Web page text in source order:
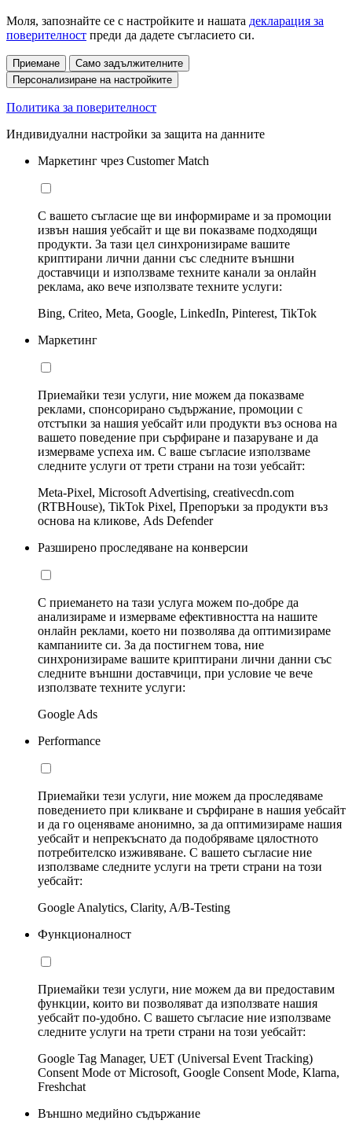
Моля, запознайте се с настройките и нашата декларация за
поверителност преди да дадете съгласието си.
Приемане
Само задължителните
Персонализиране на настройките
Политика за поверителност
Индивидуални настройки за защита на данните
Маркетинг чрез Customer Match
С вашето съгласие ще ви информираме и за промоции
извън нашия уебсайт и ще ви показваме подходящи
продукти. За тази цел синхронизираме вашите
криптирани лични данни със следните външни
доставчици и използваме техните канали за онлайн
реклама, ако вече използвате техните услуги:
Bing, Criteo, Meta, Google, LinkedIn, Pinterest, TikTok
Маркетинг
Приемайки тези услуги, ние можем да показваме
реклами, спонсорирано съдържание, промоции с
отстъпки за нашия уебсайт или продукти въз основа на
вашето поведение при сърфиране и пазаруване и да
измерваме успеха им. С ваше съгласие използваме
следните услуги от трети страни на този уебсайт:
Meta-Pixel, Microsoft Advertising, creativecdn.com
(RTBHouse), TikTok Pixel, Препоръки за продукти въз
основа на кликове, Ads Defender
Разширено проследяване на конверсии
С приемането на тази услуга можем по-добре да
анализираме и измерваме ефективността на нашите
онлайн реклами, което ни позволява да оптимизираме
кампаниите си. За да постигнем това, ние
синхронизираме вашите криптирани лични данни със
следните външни доставчици, при условие че вече
използвате техните услуги:
Google Ads
Performance
Приемайки тези услуги, ние можем да проследяваме
поведението при кликване и сърфиране в нашия уебсайт
и да го оценяваме анонимно, за да оптимизираме нашия
уебсайт и непрекъснато да подобряваме цялостното
потребителско изживяване. С вашето съгласие ние
използваме следните услуги на трети страни на този
уебсайт:
Google Analytics, Clarity, A/B-Testing
Функционалност
Приемайки тези услуги, ние можем да ви предоставим
функции, които ви позволяват да използвате нашия
уебсайт по-удобно. С вашето съгласие ние използваме
следните услуги на трети страни на този уебсайт:
Google Tag Manager, UET (Universal Event Tracking)
Consent Mode от Microsoft, Google Consent Mode, Klarna,
Freshchat
Външно медийно съдържание